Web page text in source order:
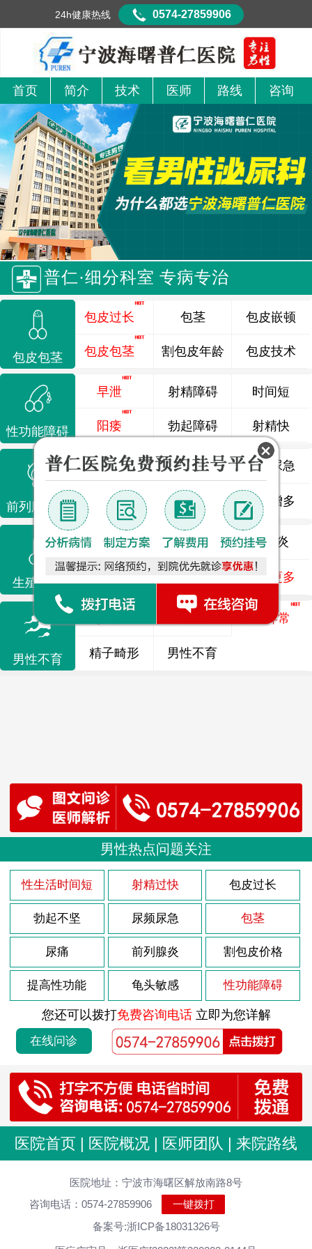
首页 简介 技术 医师 路线 咨询
普仁·细分科室 专病专治
包皮包茎
包皮过长
包皮包茎
包茎
割包皮年龄
包皮嵌顿
包皮技术
性功能障碍
早泄
阳痿
射精障碍
勃起障碍
时间短
射精快
前列腺疾病
前列腺炎 前列腺痛 尿频尿急
前列腺增生 排尿不畅 夜尿增多
生殖感染
龟头炎 睾丸炎 尿道炎
了解更多
男性不育
弱精 精液异常
精子畸形 男性不育
男性热点问题关注
性生活时间短 射精过快 包皮过长
勃起不坚 尿频尿急 包茎
尿痛 前列腺炎 割包皮价格
提高性功能 龟头敏感 性功能障碍
您还可以拨打免费咨询电话立即为您详解
在线问诊
医院首页 | 医院概况 | 医师团队 | 来院路线
医院地址：宁波市海曙区解放南路8号
咨询电话：0574-27859906
一键拨打
备案号:浙ICP备18031326号
24h健康热线 0574-27859906